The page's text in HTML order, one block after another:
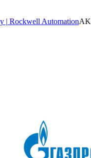
| Rockwell Automation